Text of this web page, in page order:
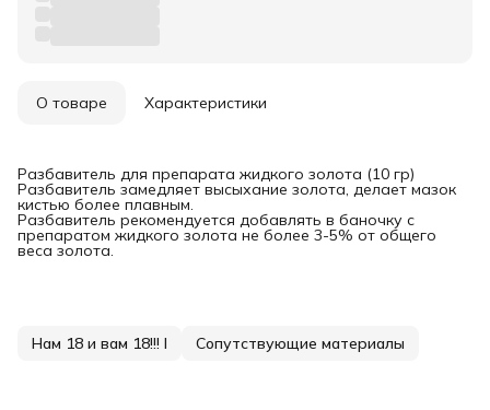
О товаре Характеристики
Разбавитель для препарата жидкого золота (10 гр)
Разбавитель замедляет высыхание золота, делает мазок
кистью более плавным.
Разбавитель рекомендуется добавлять в баночку с
препаратом жидкого золота не более 3-5% от общего
веса золота.
Нам 18 и вам 18!!! I Сопутствующие материалы